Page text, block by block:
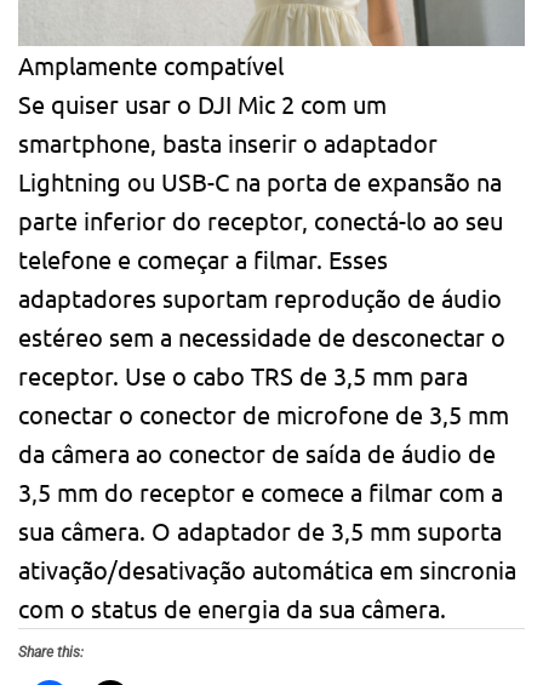
Amplamente compatível
Se quiser usar o DJI Mic 2 com um
smartphone, basta inserir o adaptador
Lightning ou USB-C na porta de expansão na
parte inferior do receptor, conectá-lo ao seu
telefone e começar a filmar. Esses
adaptadores suportam reprodução de áudio
estéreo sem a necessidade de desconectar o
receptor. Use o cabo TRS de 3,5 mm para
conectar o conector de microfone de 3,5 mm
da câmera ao conector de saída de áudio de
3,5 mm do receptor e comece a filmar com a
sua câmera. O adaptador de 3,5 mm suporta
ativação/desativação automática em sincronia
com o status de energia da sua câmera.
Share this: